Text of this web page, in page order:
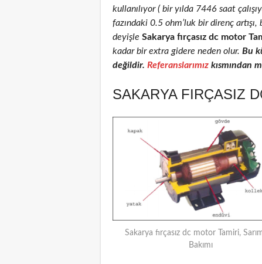
kullanılıyor ( bir yılda 7446 saat
fazındaki 0.5 ohm’luk bir direnç
deyişle Sakarya fırçasız dc motor
kadar bir extra gidere neden olur. Bu
değildir. Referanslarımız kısmından
SAKARYA FIRÇASIZ
Sakarya fırçasız dc motor Tamiri,
Bakımı